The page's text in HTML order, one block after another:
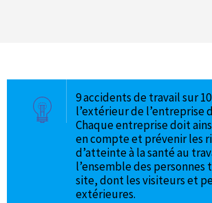
9 accidents de travail sur
l’extérieur de l’entreprise
Chaque entreprise doit
en compte et prévenir les
d’atteinte à la santé au
l’ensemble des
site, dont les visiteurs et
extérieures.